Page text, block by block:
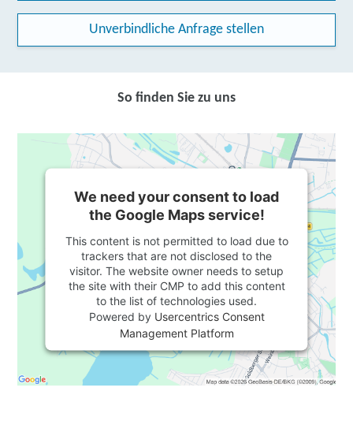
Unverbindliche Anfrage stellen
So finden Sie zu uns
We need your consent to load
the Google Maps service!
This content is not permitted to load due to
trackers that are not disclosed to the
visitor. The website owner needs to setup
the site with their CMP to add this content
to the list of technologies used.
Powered by Usercentrics Consent
Management Platform